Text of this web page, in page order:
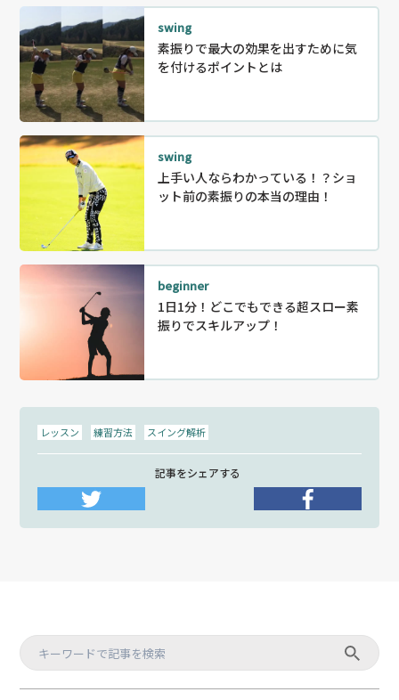
swing
素振りで最大の効果を出すために気
を付けるポイントとは
swing
上手い人ならわかっている！？ショ
ット前の素振りの本当の理由！
beginner
1日1分！どこでもできる超スロー素
振りでスキルアップ！
レッスン 練習方法 スイング解析
記事をシェアする